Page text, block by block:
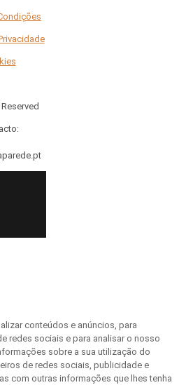
conteúdos e anúncios, para
redes sociais e para analisar o nosso
sobre a sua utilização do
de redes sociais, publicidade e
com outras informações que lhes tenha